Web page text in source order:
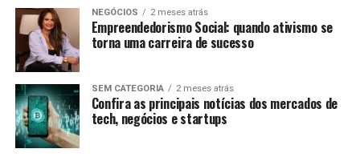
O empreendedorismo social, impulsionado por líderes
como Tatiana Souza, demonstra que ativismo pode, sim,
ser uma carreira de sucesso. As mulheres no comando
dessas organizações não apenas promovem mudanças
significativas em suas comunidades, mas também
inspiram futuras gerações a seguir seus passos,
mostrando que é possível transformar a sociedade
NEGÓCIOS 2 meses atrás
Empreendedorismo Social: quando ativismo se
torna uma carreira de sucesso
SEM CATEGORIA 2 meses atrás
Confira as principais notícias dos mercados de
tech, negócios e startups